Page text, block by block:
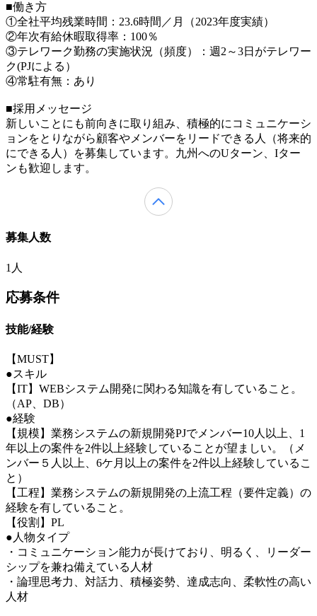
■働き方
①全社平均残業時間：23.6時間／月（2023年度実績）
②年次有給休暇取得率：100％
③テレワーク勤務の実施状況（頻度）：週2～3日がテレワー
ク(PJによる）
④常駐有無：あり
■採用メッセージ
新しいことにも前向きに取り組み、積極的にコミュニケーシ
ョンをとりながら顧客やメンバーをリードできる人（将来的
にできる人）を募集しています。九州へのUターン、Iター
ンも歓迎します。
募集人数
1人
応募条件
技能/経験
【MUST】
●スキル
【IT】WEBシステム開発に関わる知識を有していること。
（AP、DB）
●経験
【規模】業務システムの新規開発PJでメンバー10人以上、1
年以上の案件を2件以上経験していることが望ましい。（メ
ンバー５人以上、6ケ月以上の案件を2件以上経験しているこ
と）
【工程】業務システムの新規開発の上流工程（要件定義）の
経験を有していること。
【役割】PL
●人物タイプ
・コミュニケーション能力が長けており、明るく、リーダー
シップを兼ね備えている人材
・論理思考力、対話力、積極姿勢、達成志向、柔軟性の高い
人材